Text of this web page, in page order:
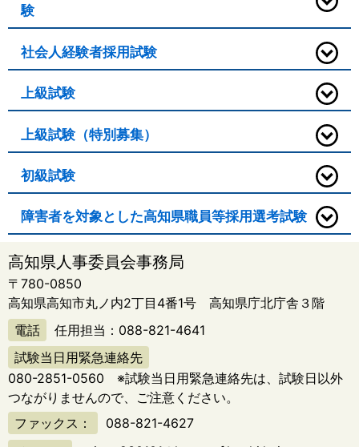
験
社会人経験者採用試験
上級試験
上級試験（特別募集）
初級試験
障害者を対象とした高知県職員等採用選考試験
高知県人事委員会事務局
〒780-0850
高知県高知市丸ノ内2丁目4番1号 高知県庁北庁舎３階
電話
任用担当： 088-821-4641
試験当日用緊急連絡先
080-2851-0560 ※試験当日用緊急連絡先は、試験日以外
つながりませんので、ご注意ください。
ファックス：
088-821-4627